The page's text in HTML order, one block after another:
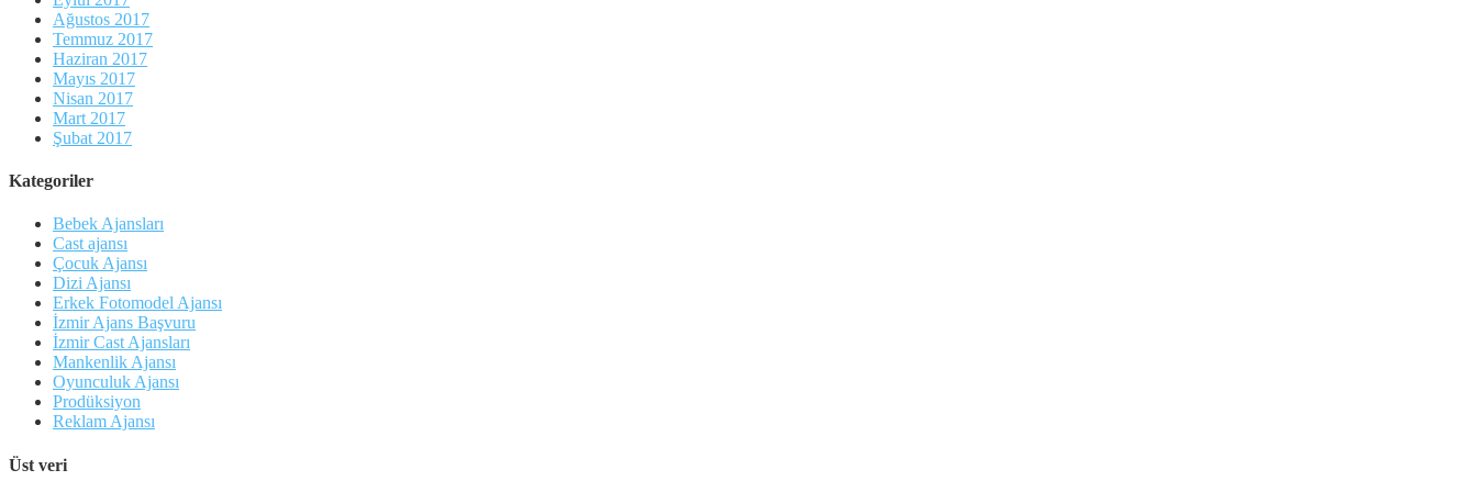
Ağustos 2017
Temmuz 2017
Haziran 2017
Mayıs 2017
Nisan 2017
Mart 2017
Şubat 2017
Kategoriler
Bebek Ajansları
Cast ajansı
Çocuk Ajansı
Dizi Ajansı
Erkek Fotomodel Ajansı
İzmir Ajans Başvuru
İzmir Cast Ajansları
Mankenlik Ajansı
Oyunculuk Ajansı
Prodüksiyon
Reklam Ajansı
Üst veri